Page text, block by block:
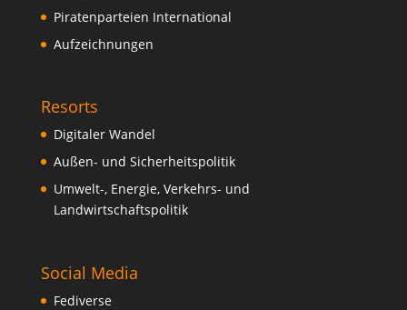
Piratenparteien International
Aufzeichnungen
Resorts
Digitaler Wandel
Außen- und Sicherheitspolitik
Umwelt-, Energie, Verkehrs- und
Landwirtschaftspolitik
Social Media
Fediverse